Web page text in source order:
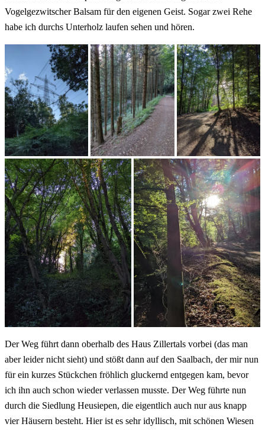
Vogelgezwitscher Balsam für den eigenen Geist. Sogar zwei Rehe
habe ich durchs Unterholz laufen sehen und hören.
Der Weg führt dann oberhalb des Haus Zillertals vorbei (das man
aber leider nicht sieht) und stößt dann auf den Saalbach, der mir nun
für ein kurzes Stückchen fröhlich gluckernd entgegen kam, bevor
ich ihn auch schon wieder verlassen musste. Der Weg führte nun
durch die Siedlung Heusiepen, die eigentlich auch nur aus knapp
vier Häusern besteht. Hier ist es sehr idyllisch, mit schönen Wiesen